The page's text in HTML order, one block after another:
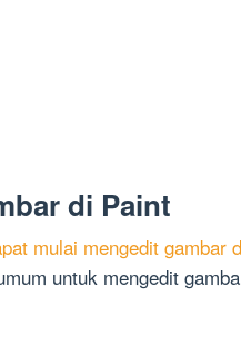
di Paint
mulai mengedit gambar
untuk mengedit